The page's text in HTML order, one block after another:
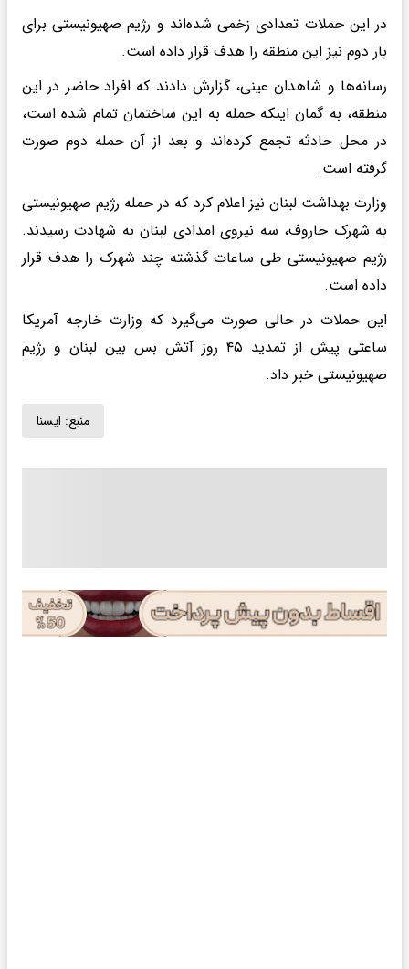
در این حملات تعدادی زخمی شده‌اند و رژیم صهیونیستی برای
بار دوم نیز این منطقه را هدف قرار داده است.
رسانه‌ها و شاهدان عینی، گزارش دادند که افراد حاضر در این
منطقه، به گمان اینکه حمله به این ساختمان تمام شده است،
در محل حادثه تجمع کرده‌اند و بعد از آن حمله دوم صورت
گرفته است.
وزارت بهداشت لبنان نیز اعلام کرد که در حمله رژیم صهیونیستی
به شهرک حاروف، سه نیروی امدادی لبنان به شهادت رسیدند.
رژیم صهیونیستی طی ساعات گذشته چند شهرک را هدف قرار
داده است.
این حملات در حالی صورت می‌گیرد که وزارت خارجه آمریکا
ساعتی پیش از تمدید ۴۵ روز آتش بس بین لبنان و رژیم
صهیونیستی خبر داد.
منبع: ايسنا